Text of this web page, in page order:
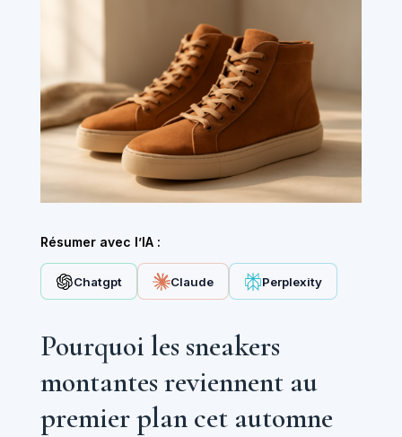
Résumer avec l’IA :
Chatgpt Claude Perplexity
Pourquoi les sneakers
montantes reviennent au
premier plan cet automne